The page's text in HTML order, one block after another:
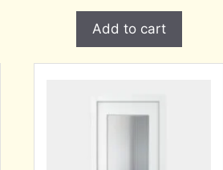
Add to cart